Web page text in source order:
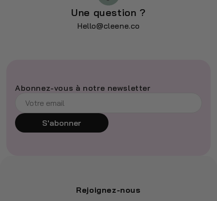
Une question ?
Hello@cleene.co
Abonnez-vous à notre newsletter
S'abonner
Rejoignez-nous